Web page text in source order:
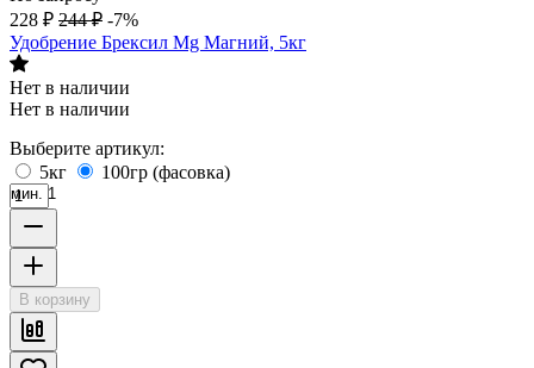
228 ₽ 244 ₽ -7%
Удобрение Брексил Mg Магний, 5кг
Нет в наличии
Нет в наличии
Выберите артикул:
5кг
100гр (фасовка)
мин. 1
В корзину